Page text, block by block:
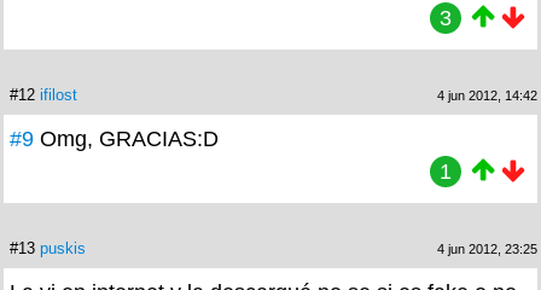
3
#12 ifilost 4 jun 2012, 14:42
#9 Omg, GRACIAS:D
1
#13 puskis 4 jun 2012, 23:25